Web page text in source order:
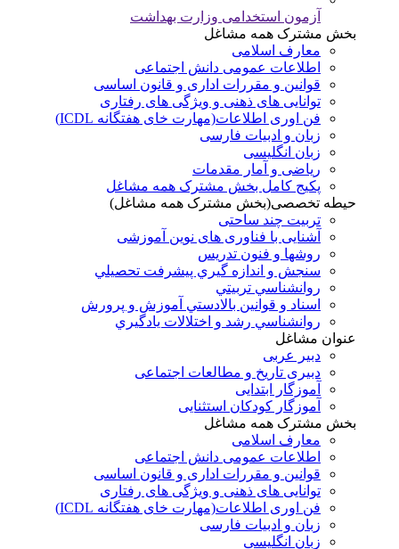
آزمون استخدامی وزارت بهداشت
بخش مشترک همه مشاغل
معارف اسلامی
اطلاعات عمومی دانش اجتماعی
قوانین و مقررات اداری و قانون اساسی
توانایی های ذهنی و ویژگی های رفتاری
فن اوری اطلاعات(مهارت خای هفتگانه ICDL)
زبان و ادبیات فارسی
زبان انگلیسی
ریاضی و آمار مقدمات
پکیج کامل بخش مشترک همه مشاغل
حیطه تخصصی(بخش مشترک همه مشاغل)
تربیت چند ساحتی
آشنایی با فناوری های نوین آموزشی
روشها و فنون تدريس
سنجش و اندازه گيري پيشرفت تحصيلي
روانشناسي تربيتي
اسناد و قوانين بالادستي آموزش و پرورش
روانشناسي رشد و اختلالات يادگيري
عنوان مشاغل
دبير عربی
دبیری تاریخ و مطالعات اجتماعی
آموزگار ابتدایی
آموزگار کودکان استثنایی
بخش مشترک همه مشاغل
معارف اسلامی
اطلاعات عمومی دانش اجتماعی
قوانین و مقررات اداری و قانون اساسی
توانایی های ذهنی و ویژگی های رفتاری
فن اوری اطلاعات(مهارت خای هفتگانه ICDL)
زبان و ادبیات فارسی
زبان انگلیسی